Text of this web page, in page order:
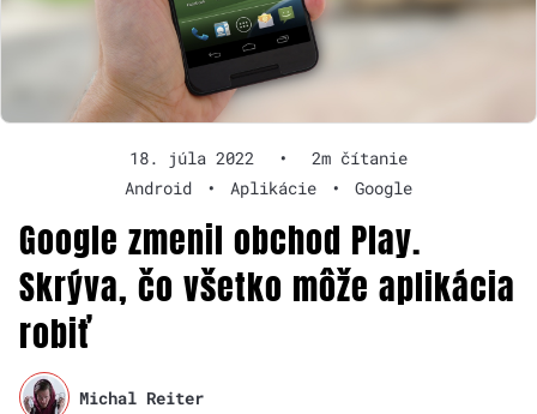
18. júla 2022 •
2m čítanie
Android
• Aplikácie • Google
Google zmenil obchod Play.
Skrýva, čo všetko môže aplikácia
robiť
Michal Reiter